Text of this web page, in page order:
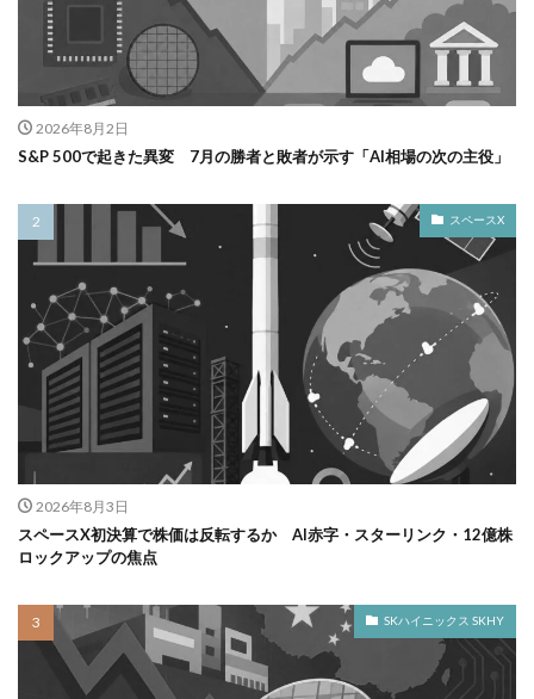
2026年8月2日
S&P 500で起きた異変 7月の勝者と敗者が示す「AI相場の次の主役」
スペースX
2026年8月3日
スペースX初決算で株価は反転するか AI赤字・スターリンク・12億株
ロックアップの焦点
SKハイニックス SKHY